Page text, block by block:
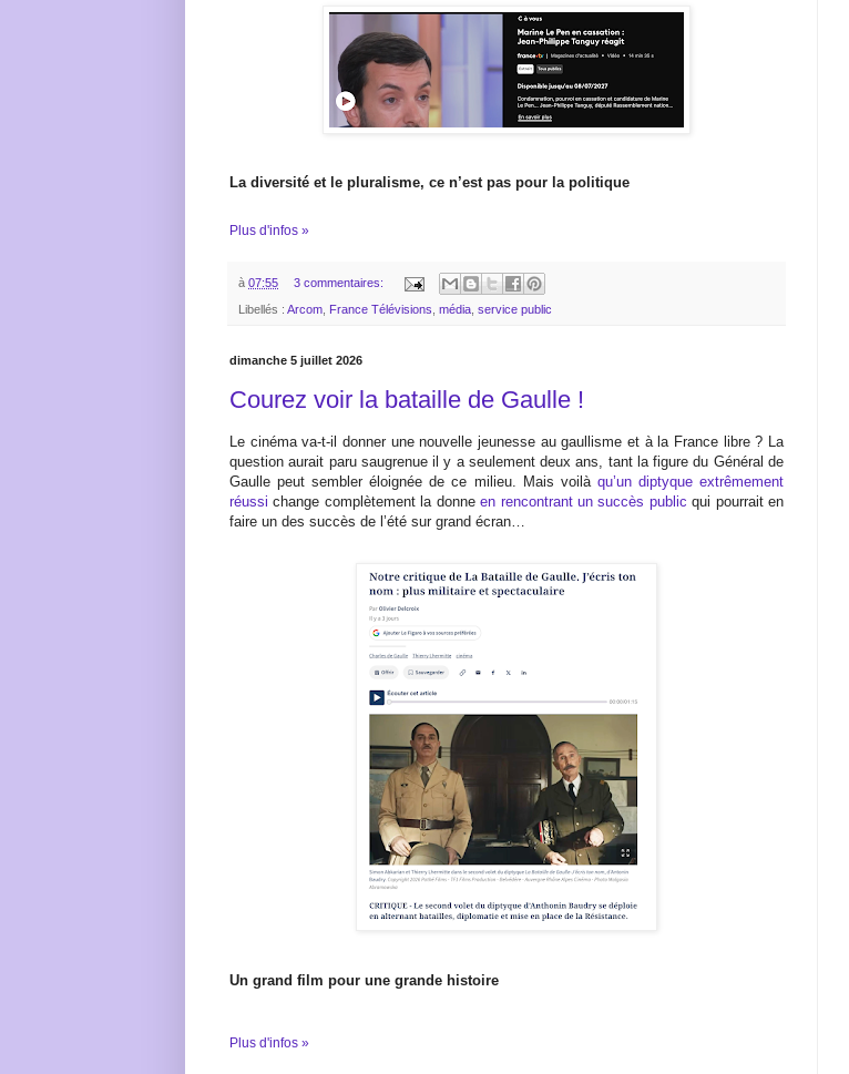
La diversité et le pluralisme, ce n’est pas pour la politique
Plus d'infos »
à 07:55 3 commentaires:
Libellés : Arcom, France Télévisions, média, service public
dimanche 5 juillet 2026
Courez voir la bataille de Gaulle !
Le cinéma va-t-il donner une nouvelle jeunesse au gaullisme et à la France libre ? La
question aurait paru saugrenue il y a seulement deux ans, tant la figure du Général de
Gaulle peut sembler éloignée de ce milieu. Mais voilà qu’un diptyque extrêmement
réussi change complètement la donneen rencontrant un succès public qui pourrait en
faire un des succès de l’été sur grand écran…
Un grand film pour une grande histoire
Plus d'infos »